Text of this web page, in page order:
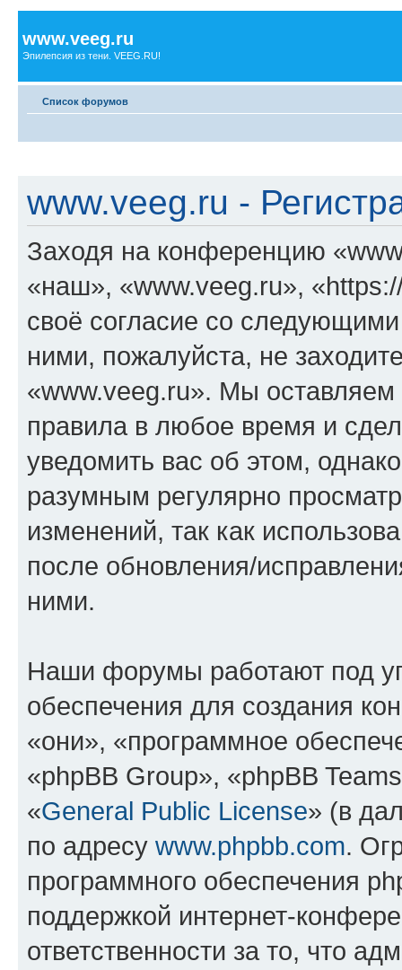
www.veeg.ru
Эпилепсия из тени. VEEG.RU!
Список форумов
www.veeg.ru -
Заходя на конференцию
«наш», «www.veeg.ru»,
своё согласие со
ними, пожалуйста, не
«www.veeg.ru». Мы оставляем
правила в любое время и
уведомить вас об этом,
разумным регулярно
изменений, так как
после обновления/
ними.
Наши форумы работают под
обеспечения для создания
«они», «программное
«phpBB Group», «phpBB
«General Public License» (в
по адресу www.phpbb.com.
программного обеспечения
поддержкой интернет-
ответственности за то, что